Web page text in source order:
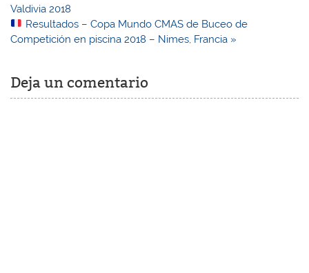
entradas
Valdivia 2018
Resultados – Copa Mundo CMAS de Buceo de
Competición en piscina 2018 – Nimes, Francia »
Deja un comentario